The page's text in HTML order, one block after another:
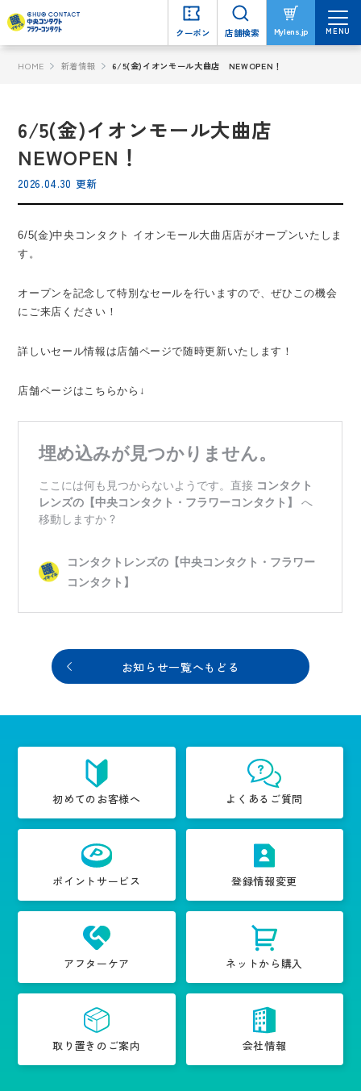
クーポン 店舗検索 Mylens.jp MENU
HOME 新着情報 6/5(金)イオンモール大曲店 NEWOPEN！
6/5(金)イオンモール大曲店
NEWOPEN！
2026.04.30 更新
6/5(金)中央コンタクト イオンモール大曲店店がオープンいたしま
す。
オープンを記念して特別なセールを行いますので、ぜひこの機会
にご来店ください！
詳しいセール情報は店舗ページで随時更新いたします！
店舗ページはこちらから↓
お知らせ一覧へもどる
初めてのお客様へ よくあるご質問
ポイントサービス 登録情報変更
アフターケア ネットから購入
取り置きのご案内 会社情報
クーポン 店舗検索 Mylens.jp MENU